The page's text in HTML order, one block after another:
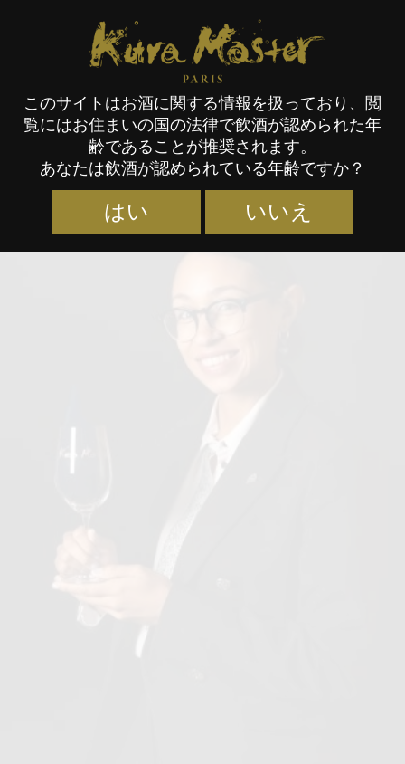
審査員
Kura Master Paris
このサイトはお酒に関する情報を扱っており、閲
覧にはお住まいの国の法律で飲酒が認められた年
齢であることが推奨されます。
あなたは飲酒が認められている年齢ですか？
はい いいえ